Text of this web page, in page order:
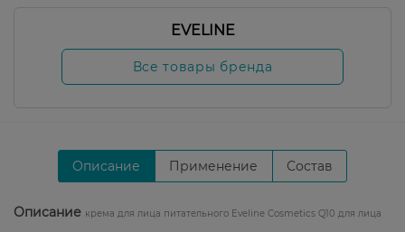
EVELINE
Все товары бренда
Описание Применение Состав
Описание крема для лица питательного Eveline Cosmetics Q10 для лица